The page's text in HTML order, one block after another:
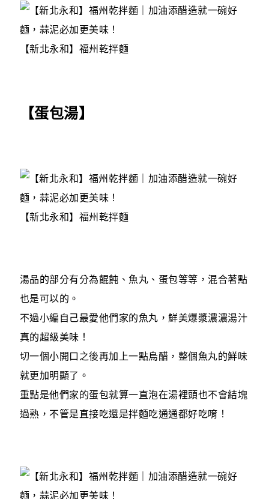
【新北永和】福州乾拌麵
【蛋包湯】
【新北永和】福州乾拌麵
湯品的部分有分為餛飩、魚丸、蛋包等等，混合著點
也是可以的。
不過小編自己最愛他們家的魚丸，鮮美爆漿濃濃湯汁
真的超級美味！
切一個小開口之後再加上一點烏醋，整個魚丸的鮮味
就更加明顯了。
重點是他們家的蛋包就算一直泡在湯裡頭也不會結塊
過熟，不管是直接吃還是拌麵吃通通都好吃唷！